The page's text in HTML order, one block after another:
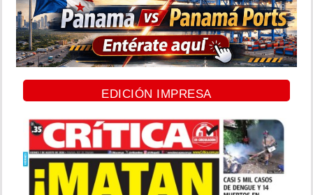
EDICIÓN IMPRESA